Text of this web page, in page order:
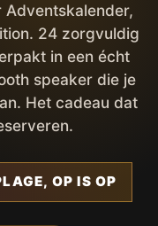
Adventskalender,
24 zorgvuldig
in een écht
speaker die je
Het cadeau dat
OP IS OP